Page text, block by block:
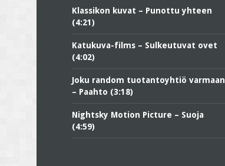
Klassikon kuvat – Punottu yhteen
(4:21)
Katukuva-films – Sulkeutuvat ovet
(4:02)
Joku random tuotantoyhtiö varmaan
– Paahto (3:18)
Nightsky Motion Picture – Suoja
(4:59)